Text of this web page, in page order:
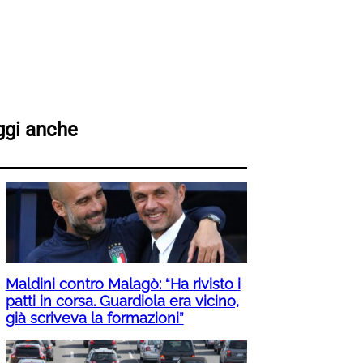
anche
Maldini contro Malagò: “Ha rivisto i
patti in corsa. Guardiola era vicino,
già scriveva la formazioni”